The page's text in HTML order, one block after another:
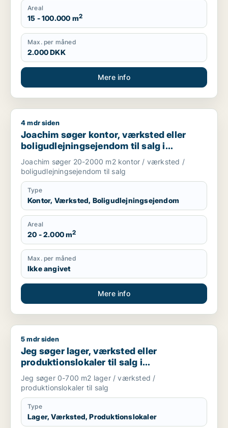
Areal
15 - 100.000 m2
Max. per måned
2.000 DKK
Mere info
Joachim søger kontor, værksted eller
4 mdr siden
Joachim søger kontor, værksted eller
boligudlejningsejendom til salg i
Storkøbenhavn
Joachim søger 20-2000 m2 kontor / værksted /
boligudlejningsejendom til salg
Type
Kontor, Værksted, Boligudlejningsejendom
Areal
20 - 2.000 m2
Max. per måned
Ikke angivet
Mere info
Jeg søger lager, værksted eller produktionslokaler til salg i
5 mdr siden
Jeg søger lager, værksted eller
produktionslokaler til salg i
Storkøbenhavn
Jeg søger 0-700 m2 lager / værksted /
produktionslokaler til salg
Type
Lager, Værksted, Produktionslokaler